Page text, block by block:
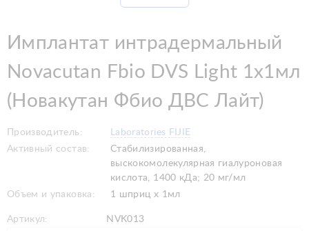
Имплантат интрадермальный
Novacutan Fbio DVS Light 1х1мл
(Новакутан Фбио ДВС Лайт)
Производитель:
Laboratories FIJIE
Активный состав:
Стабилизированная,
выскокомолекулярная гиалуроновая
кислота, 1400 кДа; 20 мг/мл
Объем и упаковка:
1 шприц х 1мл
Артикул: NVK013